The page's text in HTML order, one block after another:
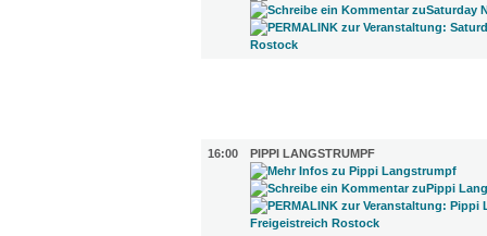
16:00
PIPPI LANGSTRUMPF